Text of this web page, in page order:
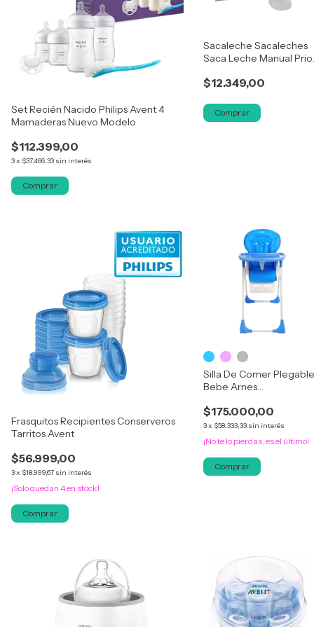
Set Recién Nacido Philips Avent 4
Mamaderas Nuevo Modelo
$112.399,00
3x $37.466,33 sin interés
Comprar
Sacaleche Sacaleches
Saca Leche Manual
$12.349,00
Frasquitos Recipientes Conserveros
Tarritos Avent
$56.999,00
3x $18.999,67 sin interés
¡Solo quedan 4en stock!
Silla De Comer Plegable
Bebe Arnes
$175.000,00
3x $58.333,33 sin interés
¡No te lo pierdas, es el último!
Comprar